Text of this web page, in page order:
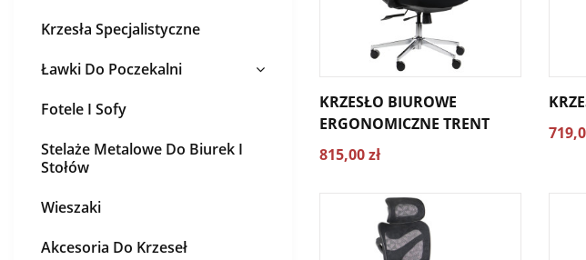
KRZESŁO BIUROWE
ERGONOMICZNE TRENT
815,00 zł
Krzesła Specjalistyczne
Ławki Do Poczekalni
Fotele I Sofy
Stelaże Metalowe Do Biurek I
Stołów
Wieszaki
Akcesoria Do Krzeseł